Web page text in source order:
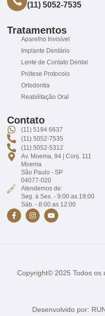
(11) 5052-7535
Tratamentos
Aparelho Invisível
Implante Dentário
Lente de Contato Dental
Prótese Protocolo
Ortodontia
Reabilitação Oral
Contato
(11) 5194 6637
(11) 5052-7535
(11) 5052-5312
Av. Moema, 94 | Conj. 111
Moema
São Paulo - SP
04077-020
Atendemos de:
Seg. à Sex. - 9:00 as 19:00
Sáb. - 8:00 as 12:00
Copyright© 2025 Todos os
Desenvolvido por: